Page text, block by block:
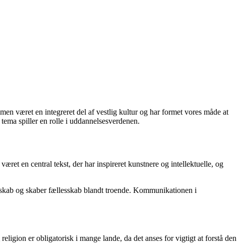
været en integreret del af vestlig kultur og har formet vores måde at
spiller en rolle i uddannelsesverdenen.
en central tekst, der har inspireret kunstnere og intellektuelle, og
og skaber fællesskab blandt troende. Kommunikationen i
er obligatorisk i mange lande, da det anses for vigtigt at forstå den